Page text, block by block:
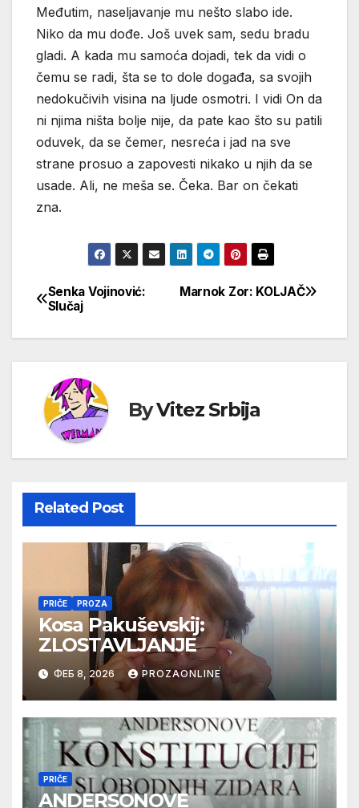
Međutim, naseljavanje mu nešto slabo ide.
Niko da mu dođe. Još uvek sam, sedu bradu
gladi. A kada mu samoća dojadi, tek da vidi o
čemu se radi, šta se to dole događa, sa svojih
nedokučivih visina na ljude osmotri. I vidi On da
ni njima ništa bolje nije, da pate kao što su patili
oduvek, da se čemer, nesreća i jad na sve
strane prosuo a zapovesti nikako u njih da se
usade. Ali, ne meša se. Čeka. Bar on čekati
zna.
Кретање
чланка
Marnok Zor: KOLJAČ
Senka Vojinović:
Slučaj
ByVitez Srbija
Related Post
PRIČE PROZA
Kosa Pakuševskij:
ZLOSTAVLJANJE
ФЕБ 8, 2026 PROZAONLINE
PRIČE
ANDERSONOVE